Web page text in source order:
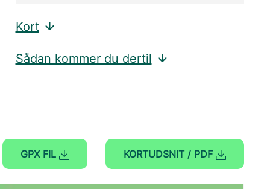
Kort
Sådan kommer du dertil
GPX FIL KORTUDSNIT / PDF